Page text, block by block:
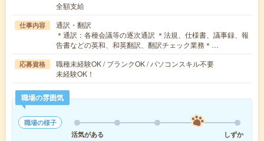
全額支給
仕事内容
通訳・翻訳
＊通訳：各種会議等の逐次通訳 ＊法規、仕様書、議事録、報
告書などの英和、和英翻訳、翻訳チェック業務＊…
応募資格
職種未経験OK / ブランクOK / パソコンスキル不要
未経験OK！
職場の雰囲気
職場の様子
活気がある
しずか